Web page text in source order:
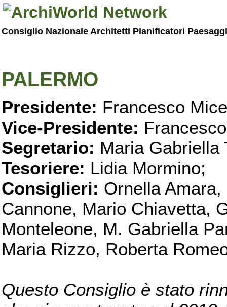
Consiglio Nazionale Architetti Pianificatori
PALERMO
Presidente: Francesco
Vice-Presidente:
Segretario: Maria Gabriella
Tesoriere: Lidia Mormino;
Consiglieri: Ornella
Cannone, Mario Chiavetta,
Monteleone, M. Gabriella
Maria Rizzo, Roberta
Questo Consiglio è stato